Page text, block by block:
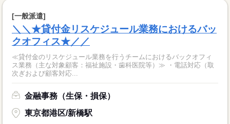
[一般派遣]
＼＼★貸付金リスケジュール業務におけるバッ
クオフィス★／／
≪貸付金のリスケジュール業務を行うチームにおけるバックオフィ
ス業務（主な対象顧客：福祉施設・歯科医院等）≫ ・電話対応（取
次ぎおよび顧客対応...
金融事務（生保・損保）
東京都港区/新橋駅